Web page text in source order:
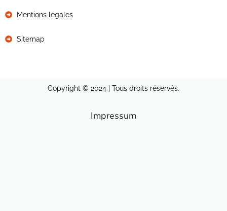
Mentions légales
Sitemap
Copyright © 2024 | Tous droits réservés.
Impressum